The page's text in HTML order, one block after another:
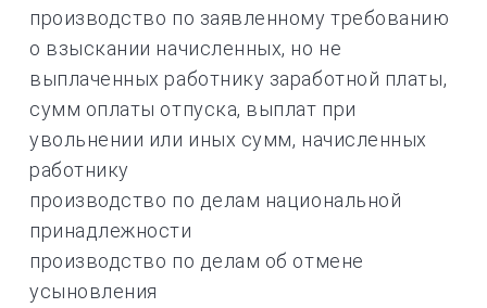
производство по заявленному требованию
о взыскании начисленных, но не
выплаченных работнику заработной платы,
сумм оплаты отпуска, выплат при
увольнении или иных сумм, начисленных
работнику
производство по делам национальной
принадлежности
производство по делам об отмене
усыновления